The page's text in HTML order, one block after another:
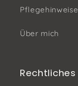
Pflegehinweise
Über mich
Rechtliches